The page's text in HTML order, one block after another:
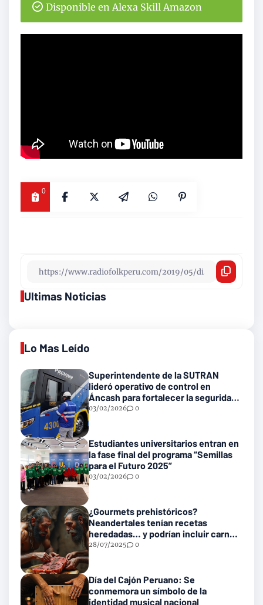
Disponible en Alexa Skill Amazon
0
Ultimas Noticias
Lo Mas Leído
Superintendente de la SUTRAN
lideró operativo de control en
Áncash para fortalecer la seguridad
en las vías nacionales
03/02/2026 0
Estudiantes universitarios entran en
la fase final del programa “Semillas
para el Futuro 2025”
03/02/2026 0
¿Gourmets prehistóricos?
Neandertales tenían recetas
heredadas… y podrían incluir carne
con gusanos
28/07/2025 0
Día del Cajón Peruano: Se
conmemora un símbolo de la
identidad musical nacional